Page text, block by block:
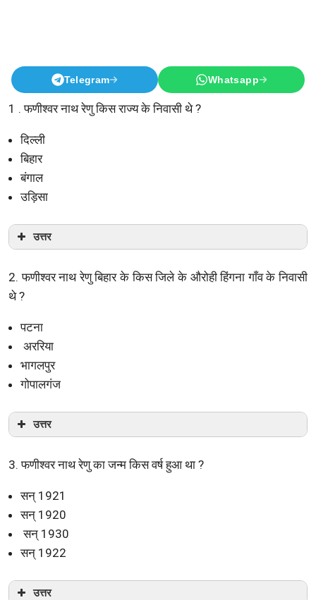
Telegram Whatsapp
1 . फणीश्वर नाथ रेणु किस राज्य के निवासी थे ?
दिल्ली
बिहार
बंगाल
उड़िसा
उत्तर
2. फणीश्वर नाथ रेणु बिहार के किस जिले के औरोही हिंगना गाँव के निवासी
थे ?
पटना
अररिया
भागलपुर
गोपालगंज
उत्तर
3. फणीश्वर नाथ रेणु का जन्म किस वर्ष हुआ था ?
सन् 1921
सन् 1920
सन् 1930
सन् 1922
उत्तर